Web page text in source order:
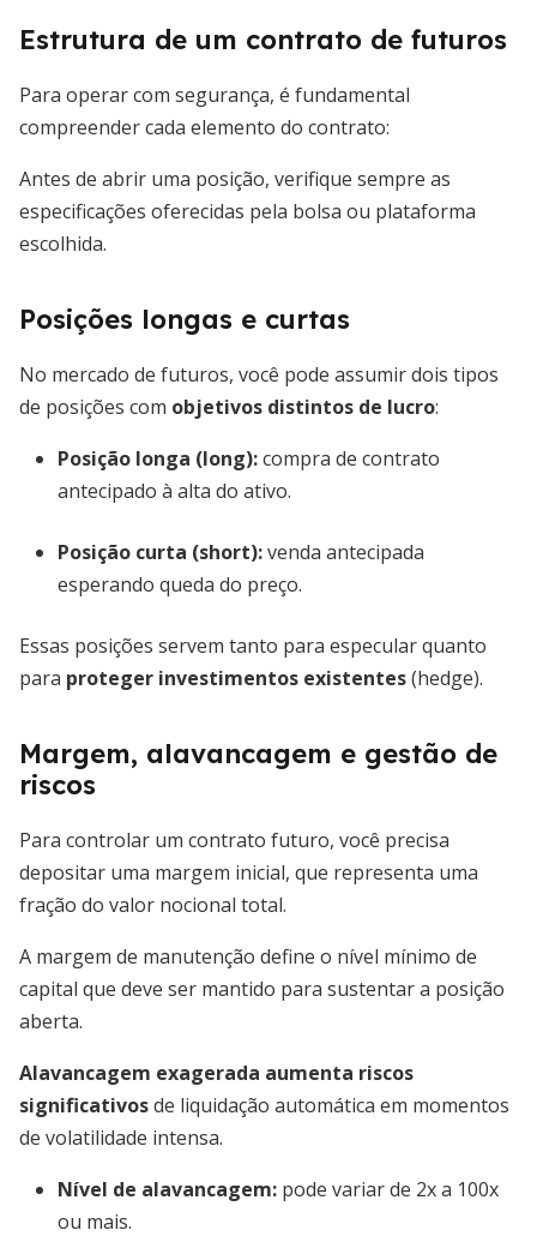
Estrutura de um contrato de futuros
Para operar com segurança, é fundamental
compreender cada elemento do contrato:
Antes de abrir uma posição, verifique sempre as
especificações oferecidas pela bolsa ou plataforma
escolhida.
Posições longas e curtas
No mercado de futuros, você pode assumir dois tipos
de posições com objetivos distintos de lucro:
Posição longa (long):compra de contrato
antecipado à alta do ativo.
Posição curta (short):venda antecipada
esperando queda do preço.
Essas posições servem tanto para especular quanto
para proteger investimentos existentes(hedge).
Margem, alavancagem e gestão de
riscos
Para controlar um contrato futuro, você precisa
depositar uma margem inicial, que representa uma
fração do valor nocional total.
A margem de manutenção define o nível mínimo de
capital que deve ser mantido para sustentar a posição
aberta.
Alavancagem exagerada aumenta riscos
significativosde liquidação automática em momentos
de volatilidade intensa.
Nível de alavancagem: pode variar de 2x a 100x
ou mais.